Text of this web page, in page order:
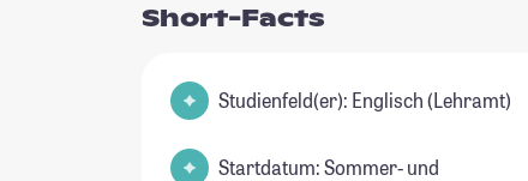
Short-Facts
Studienfeld(er): Englisch (Lehramt)
Startdatum: Sommer- und